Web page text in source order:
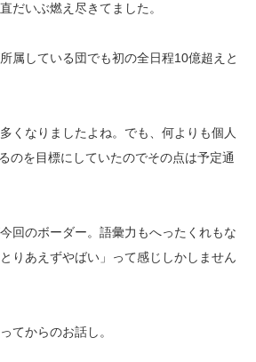
だいぶ燃え尽きてました。
属している団でも初の全日程10億超えと
くなりましたよね。でも、何よりも個人
のを目標にしていたのでその点は予定通
回のボーダー。語彙力もへったくれもな
りあえずやばい」って感じしかしません
てからのお話し。